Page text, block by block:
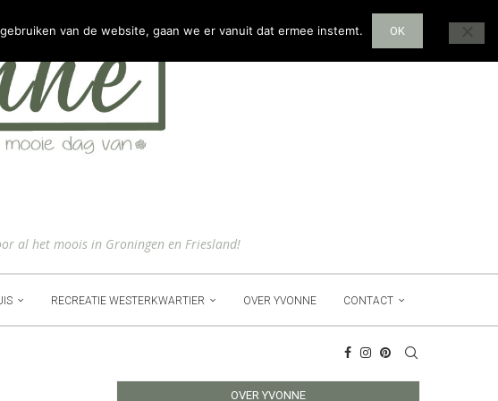
al het moois in Groningen en Friesland!
RECREATIE WESTERKWARTIER OVER YVONNE CONTACT
OVER YVONNE
van de website, gaan we er vanuit dat ermee instemt. OK